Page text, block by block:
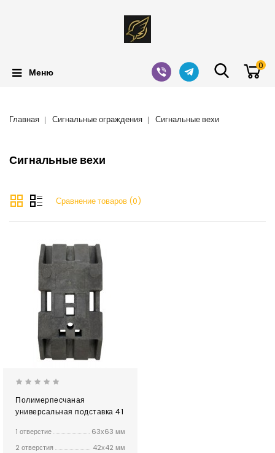
0
Меню
Главная Сигнальные ограждения Сигнальные вехи
Сигнальные вехи
Сравнение товаров (0)
Полимерпесчаная
универсальная подставка 41
1 отверстие
63х63 мм
2 отверстия
42х42 мм